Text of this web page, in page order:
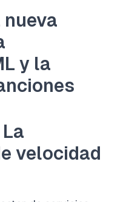
nueva
y la
velocidad